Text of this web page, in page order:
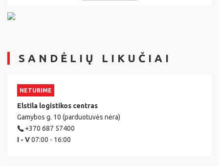
SANDĖLIŲ LIKUČIAI
NETURIME
Elstila logistikos centras
Gamybos g. 10 (parduotuvės nėra)
+370 687 57400
I - V07:00 - 16:00